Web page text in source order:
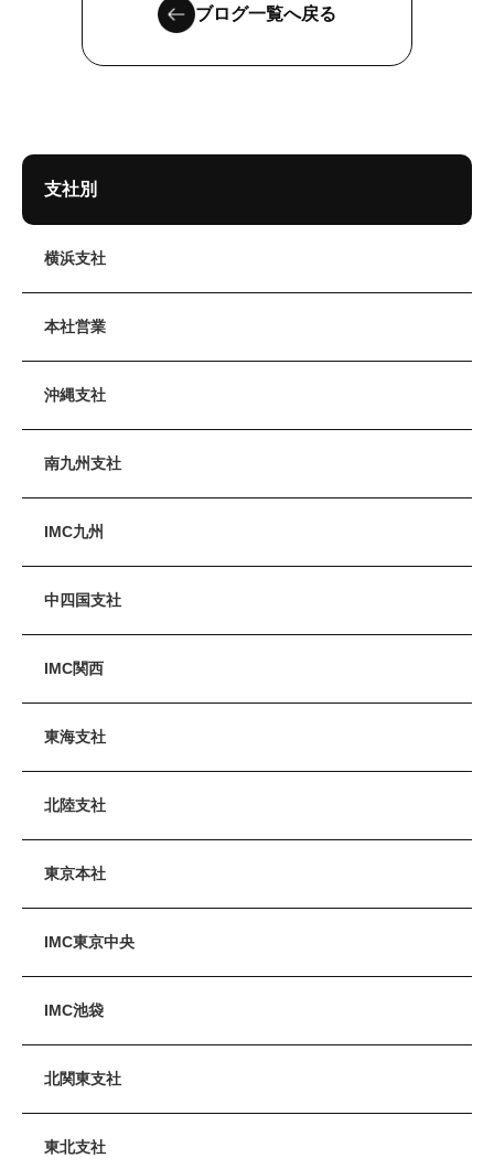
ブログ一覧へ戻る
支社別
横浜支社
本社営業
沖縄支社
南九州支社
IMC九州
中四国支社
IMC関西
東海支社
北陸支社
東京本社
IMC東京中央
IMC池袋
北関東支社
東北支社